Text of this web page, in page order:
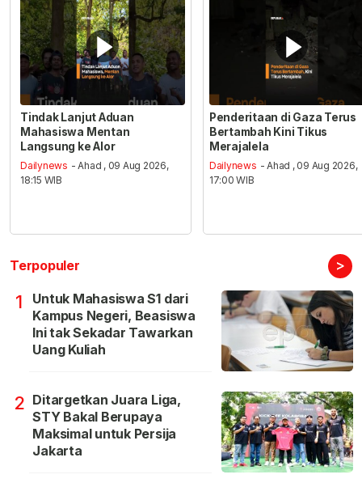
Tindak Lanjut Aduan
Mahasiswa Mentan
Langsung ke Alor
Dailynews - Ahad , 09 Aug 2026,
18:15 WIB
Penderitaan di Gaza Terus
Bertambah Kini Tikus
Merajalela
Dailynews - Ahad , 09 Aug 2026,
17:00 WIB
Terpopuler >
1
Untuk Mahasiswa S1 dari
Kampus Negeri, Beasiswa
Ini tak Sekadar Tawarkan
Uang Kuliah
2 Ditargetkan Juara Liga,
STY Bakal Berupaya
Maksimal untuk Persija
Jakarta